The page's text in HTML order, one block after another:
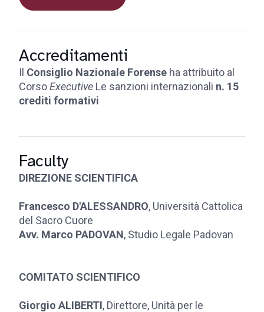
Accreditamenti
Il Consiglio Nazionale Forense ha attribuito al
CorsoExecutive Le sanzioni internazionali n. 15
crediti formativi
Faculty
DIREZIONE SCIENTIFICA
Francesco D'ALESSANDRO, Università Cattolica
del Sacro Cuore
Avv. Marco PADOVAN, Studio Legale Padovan
COMITATO SCIENTIFICO
Giorgio ALIBERTI, Direttore, Unità per le